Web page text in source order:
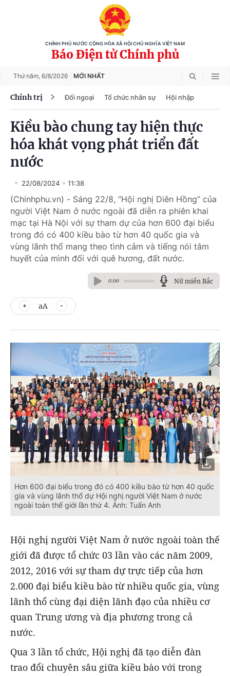
CHÍNH PHỦ NƯỚC CỘNG HÒA XÃ HỘI CHỦ NGHĨA VIỆT NAM
Báo Điện tử Chính phủ
Thứ năm, 6/8/2026 MỚI NHẤT
Chính trị Đối ngoại Tổ chức nhân sự Hội nhập
Kiều bào chung tay hiện thực
hóa khát vọng phát triển đất
nước
22/08/2024 11:38
(Chinhphu.vn) - Sáng 22/8, “Hội nghị Diên Hồng” của
người Việt Nam ở nước ngoài đã diễn ra phiên khai
mạc tại Hà Nội với sự tham dự của hơn 600 đại biểu
trong đó có 400 kiều bào từ hơn 40 quốc gia và
vùng lãnh thổ mang theo tình cảm và tiếng nói tâm
huyết của mình đối với quê hương, đất nước.
0:00 Nữ miền Bắc
aA
Hơn 600 đại biểu trong đó có 400 kiều bào từ hơn 40 quốc
gia và vùng lãnh thổ dự Hội nghị người Việt Nam ở nước
ngoài toàn thế giới lần thứ 4. Ảnh: Tuấn Anh
Hội nghị người Việt Nam ở nước ngoài toàn thế
giới đã được tổ chức 03 lần vào các năm 2009,
2012, 2016 với sự tham dự trực tiếp của hơn
2.000 đại biểu kiều bào từ nhiều quốc gia, vùng
lãnh thổ cùng đại diện lãnh đạo của nhiều cơ
quan Trung ương và địa phương trong cả
nước.
Qua 3 lần tổ chức, Hội nghị đã tạo diễn đàn
trao đổi chuyên sâu giữa kiều bào với trong